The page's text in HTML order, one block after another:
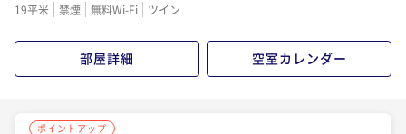
19平米 禁煙 無料Wi-Fi ツイン
部屋詳細 空室カレンダー
ポイントアップ